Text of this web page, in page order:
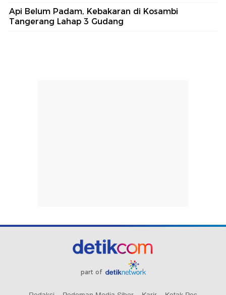
Api Belum Padam, Kebakaran di Kosambi
Tangerang Lahap 3 Gudang
part of